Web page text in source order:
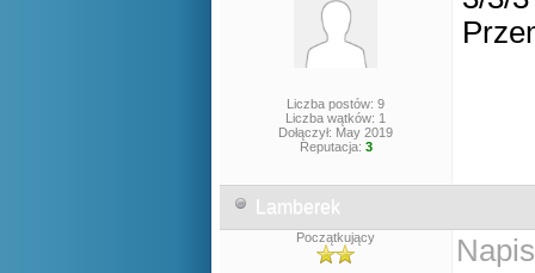
Liczba postów: 9
Liczba wątków: 1
Dołączył: May 2019
Reputacja: 3
Lamberek
Początkujący